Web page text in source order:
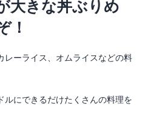
大きな丼ぶりめ
！
レーライス、オムライスなどの料
ルにできるだけたくさんの料理を